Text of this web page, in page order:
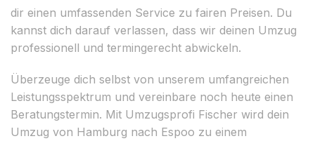
dir einen umfassenden Service zu fairen Preisen. Du
kannst dich darauf verlassen, dass wir deinen Umzug
professionell und termingerecht abwickeln.
Überzeuge dich selbst von unserem umfangreichen
Leistungsspektrum und vereinbare noch heute einen
Beratungstermin. Mit Umzugsprofi Fischer wird dein
Umzug von Hamburg nach Espoo zu einem